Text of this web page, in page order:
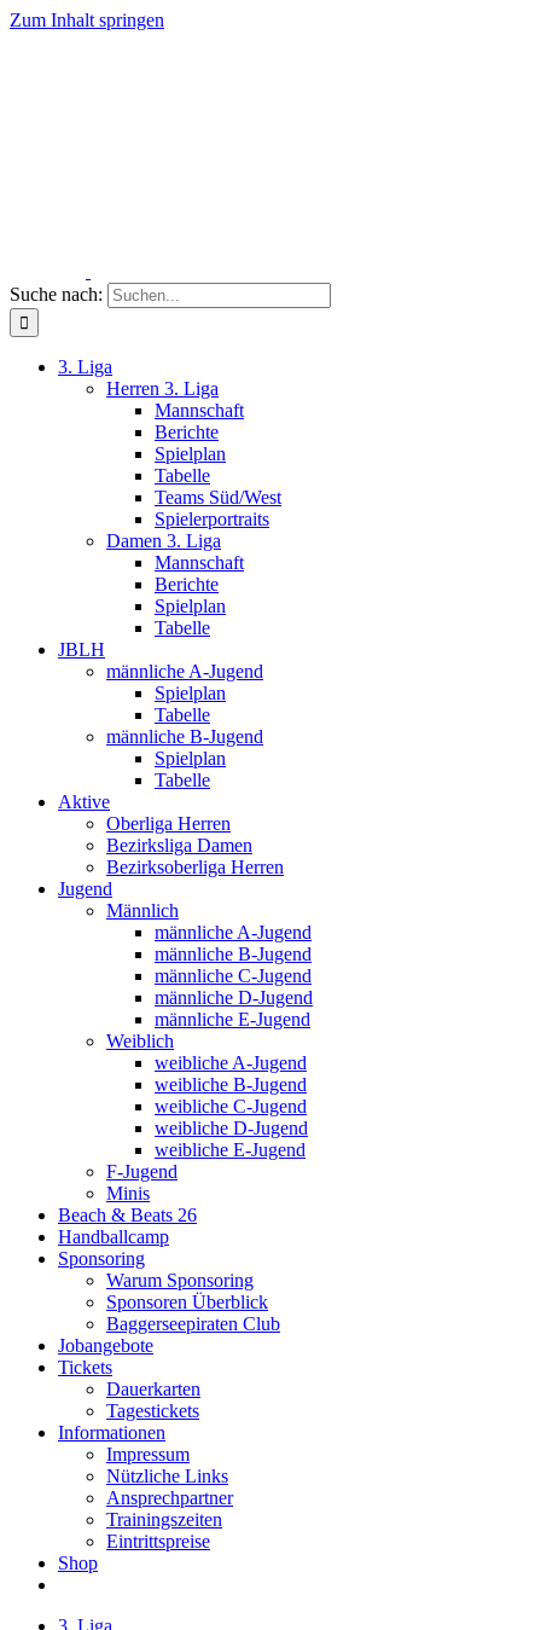
Zum Inhalt springen
Suche nach:
3. Liga
Herren 3. Liga
Mannschaft
Berichte
Spielplan
Tabelle
Teams Süd/West
Spielerportraits
Damen 3. Liga
Mannschaft
Berichte
Spielplan
Tabelle
JBLH
männliche A-Jugend
Spielplan
Tabelle
männliche B-Jugend
Spielplan
Tabelle
Aktive
Oberliga Herren
Bezirksliga Damen
Bezirksoberliga Herren
Jugend
Männlich
männliche A-Jugend
männliche B-Jugend
männliche C-Jugend
männliche D-Jugend
männliche E-Jugend
Weiblich
weibliche A-Jugend
weibliche B-Jugend
weibliche C-Jugend
weibliche D-Jugend
weibliche E-Jugend
F-Jugend
Minis
Beach & Beats 26
Handballcamp
Sponsoring
Warum Sponsoring
Sponsoren Überblick
Baggerseepiraten Club
Jobangebote
Tickets
Dauerkarten
Tagestickets
Informationen
Impressum
Nützliche Links
Ansprechpartner
Trainingszeiten
Eintrittspreise
Shop
3. Liga